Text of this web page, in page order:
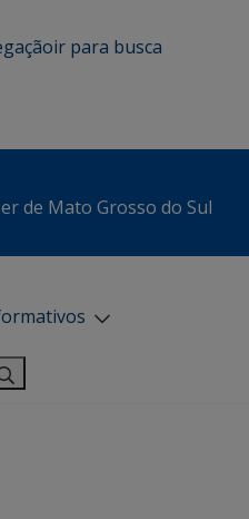
ir para busca
de Mato Grosso do Sul